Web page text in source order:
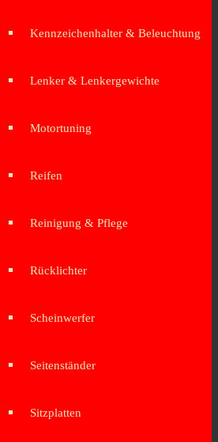
Kennzeichenhalter & Beleuchtung
Lenker & Lenkergewichte
Motortuning
Reifen
Reinigung & Pflege
Rücklichter
Scheinwerfer
Seitenständer
Sitzplatten